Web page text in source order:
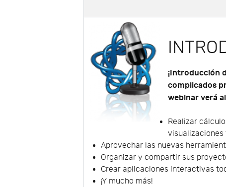
¡Introducción
complicados
webinar verá
Realizar
Aprovechar las nuevas
Organizar y compartir sus
Crear aplicaciones interactivas
¡Y mucho más!